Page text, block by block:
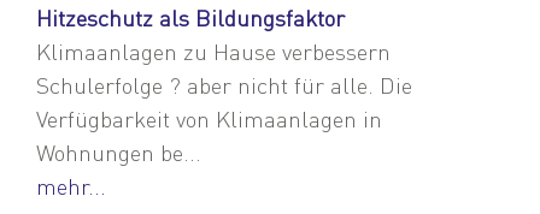
Hitzeschutz als Bildungsfaktor
Klimaanlagen zu Hause verbessern
Schulerfolge ? aber nicht für alle. Die
Verfügbarkeit von Klimaanlagen in
Wohnungen be...
mehr...